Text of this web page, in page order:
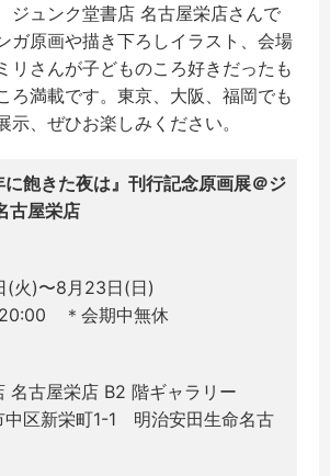
ジュンク堂書店 名古屋栄店さんで
ガ原画や描き下ろしイラスト、会場
リさんが子どものころ好きだったも
ろ満載です。東京、大阪、福岡でも
示、ぜひお楽しみください。
飽きた夜は』刊行記念原画展＠ジ
古屋栄店
(火)〜8月23日(日)
＊会期中無休
名古屋栄店 B2 階ギャラリー
中区新栄町1-1 明治安田生命名古